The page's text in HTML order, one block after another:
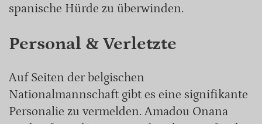
spanische Hürde zu überwinden.
Personal & Verletzte
Auf Seiten der belgischen
Nationalmannschaft gibt es eine signifikante
Personalie zu vermelden. Amadou Onana